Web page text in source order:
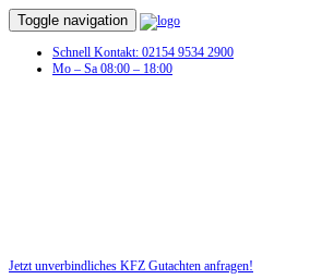
Toggle navigation
Schnell Kontakt: 02154 9534 2900
Mo – Sa 08:00 – 18:00
Jetzt unverbindliches KFZ Gutachten anfragen!